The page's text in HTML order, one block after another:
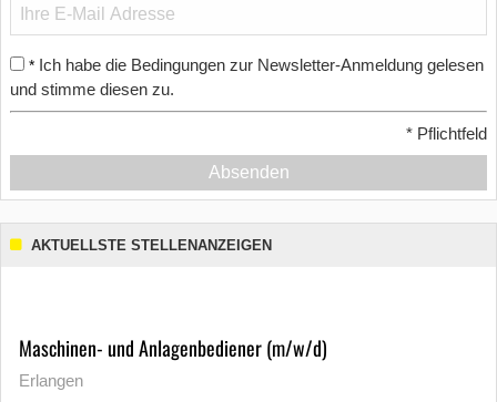
* Ich habe die Bedingungen zur Newsletter-Anmeldung gelesen
und stimme diesen zu.
* Pflichtfeld
Absenden
AKTUELLSTE STELLENANZEIGEN
Maschinen- und Anlagenbediener (m/w/d)
Erlangen